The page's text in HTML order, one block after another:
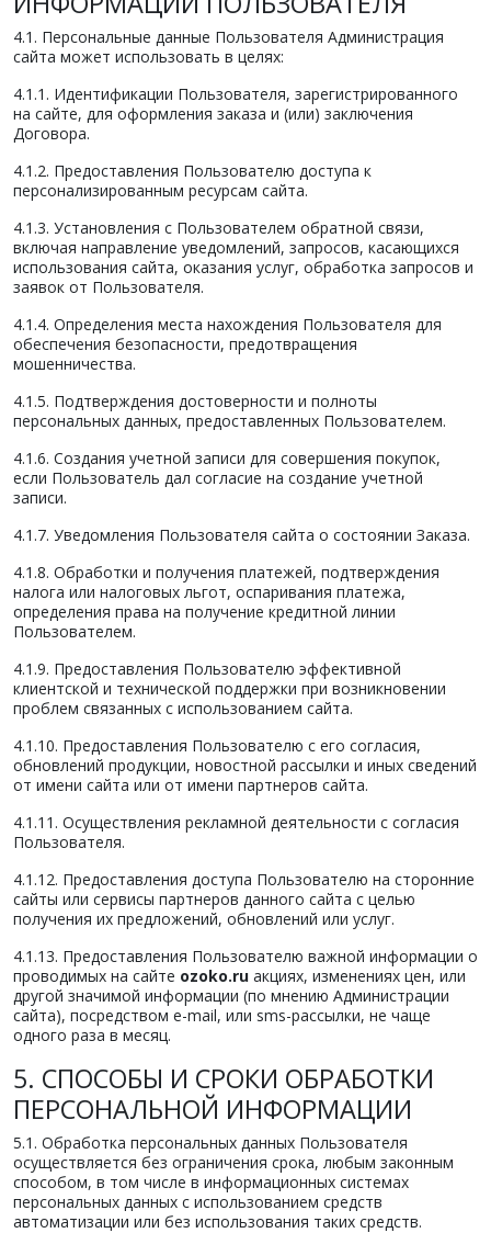
4.1. Персональные данные Пользователя Администрация
сайта может использовать в целях:
4.1.1. Идентификации Пользователя, зарегистрированного
на сайте, для оформления заказа и (или) заключения
Договора.
4.1.2. Предоставления Пользователю доступа к
персонализированным ресурсам сайта.
4.1.3. Установления с Пользователем обратной связи,
включая направление уведомлений, запросов, касающихся
использования сайта, оказания услуг, обработка запросов и
заявок от Пользователя.
4.1.4. Определения места нахождения Пользователя для
обеспечения безопасности, предотвращения
мошенничества.
4.1.5. Подтверждения достоверности и полноты
персональных данных, предоставленных Пользователем.
4.1.6. Создания учетной записи для совершения покупок,
если Пользователь дал согласие на создание учетной
записи.
4.1.7. Уведомления Пользователя сайта о состоянии Заказа.
4.1.8. Обработки и получения платежей, подтверждения
налога или налоговых льгот, оспаривания платежа,
определения права на получение кредитной линии
Пользователем.
4.1.9. Предоставления Пользователю эффективной
клиентской и технической поддержки при возникновении
проблем связанных с использованием сайта.
4.1.10. Предоставления Пользователю с его согласия,
обновлений продукции, новостной рассылки и иных сведений
от имени сайта или от имени партнеров сайта.
4.1.11. Осуществления рекламной деятельности с согласия
Пользователя.
4.1.12. Предоставления доступа Пользователю на сторонние
сайты или сервисы партнеров данного сайта с целью
получения их предложений, обновлений или услуг.
4.1.13. Предоставления Пользователю важной информации о
проводимых на сайте ozoko.ru акциях, изменениях цен, или
другой значимой информации (по мнению Администрации
сайта), посредством e-mail, или sms-рассылки, не чаще
одного раза в месяц.
5. СПОСОБЫ И СРОКИ ОБРАБОТКИ
ПЕРСОНАЛЬНОЙ ИНФОРМАЦИИ
5.1. Обработка персональных данных Пользователя
осуществляется без ограничения срока, любым законным
способом, в том числе в информационных системах
персональных данных с использованием средств
автоматизации или без использования таких средств.